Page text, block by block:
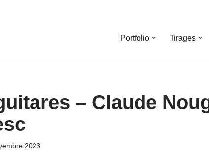
Portfolio Tirages
– Claude
2023